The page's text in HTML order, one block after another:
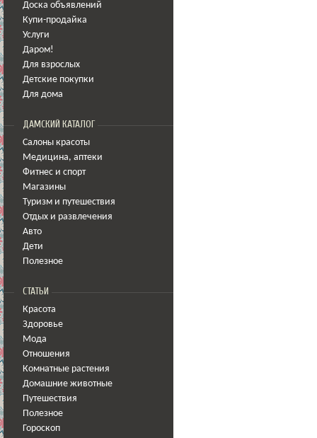
Доска объявлений
Купи-продайка
Услуги
Даром!
Для взрослых
Детские покупки
Для дома
ДАМСКИЙ КАТАЛОГ
Салоны красоты
Медицина, аптеки
Фитнес и спорт
Магазины
Туризм и путешествия
Отдых и развлечения
Авто
Дети
Полезное
СТАТЬИ
Красота
Здоровье
Мода
Отношения
Комнатные растения
Домашние животные
Путешествия
Полезное
Гороскоп